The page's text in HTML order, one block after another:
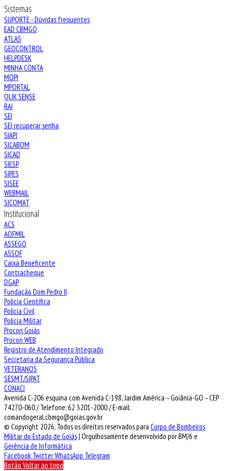
Sistemas
SUPORTE - Dúvidas frequentes
EAD CBMGO
ATLAS
GEOCONTROL
HELPDESK
MINHA CONTA
MOPI
MPORTAL
QLIK SENSE
RAI
SEI
SEI recuperar senha
SIAPI
SICABOM
SICAD
SIESP
SIPES
SISEE
WEBMAIL
SICOMAT
Institucional
ACS
AOFMIL
ASSEGO
ASSOF
Caixa Beneficente
Contracheque
DGAP
Fundação Dom Pedro II
Polícia Científica
Polícia Civil
Polícia Militar
Procon Goiás
Procon WEB
Registro de Atendimento Integrado
Secretaria da Segurança Pública
VETERANOS
SESMT/SIPAT
CONACI
Avenida C-206 esquina com Avenida C-198, Jardim América – Goiânia-GO – CEP
74270-060 / Telefone: 62 3201-2000 / E-mail:
comandogeral.cbmgo@goias.gov.br
© Copyright 2026, Todos os direitos reservados para Corpo de Bombeiros
Militar do Estado de Goiás| Orgulhosamente desenvolvido por BM/6 e
Gerência de Informática
Facebook TwitterWhatsApp Telegram
Botão Voltar ao topo